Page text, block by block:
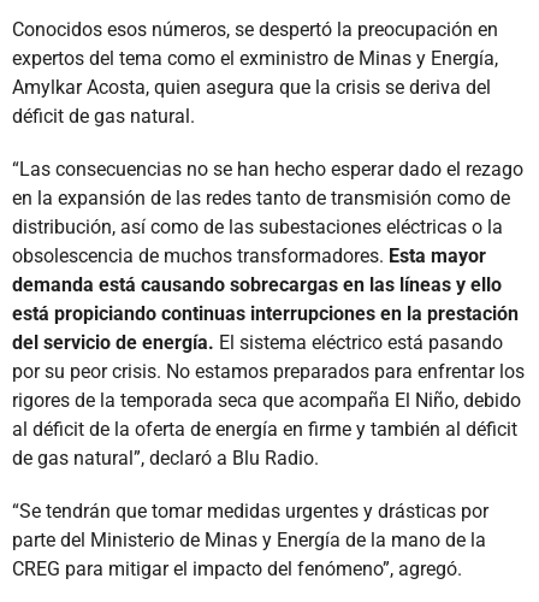
Conocidos esos números, se despertó la preocupación en
expertos del tema como el exministro de Minas y Energía,
Amylkar Acosta, quien asegura que la crisis se deriva del
déficit de gas natural.
“Las consecuencias no se han hecho esperar dado el rezago
en la expansión de las redes tanto de transmisión como de
distribución, así como de las subestaciones eléctricas o la
obsolescencia de muchos transformadores. Esta mayor
demanda está causando sobrecargas en las líneas y ello
está propiciando continuas interrupciones en la prestación
del servicio de energía. El sistema eléctrico está pasando
por su peor crisis. No estamos preparados para enfrentar los
rigores de la temporada seca que acompaña El Niño, debido
al déficit de la oferta de energía en firme y también al déficit
de gas natural”, declaró a Blu Radio.
“Se tendrán que tomar medidas urgentes y drásticas por
parte del Ministerio de Minas y Energía de la mano de la
CREG para mitigar el impacto del fenómeno”, agregó.